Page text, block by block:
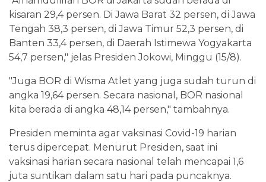
kisaran 29,4 persen. Di Jawa Barat 32 persen, di Jawa
Tengah 38,3 persen, di Jawa Timur 52,3 persen, di
Banten 33,4 persen, di Daerah Istimewa Yogyakarta
54,7 persen," jelas Presiden Jokowi, Minggu (15/8).
"Juga BOR di Wisma Atlet yang juga sudah turun di
angka 19,64 persen. Secara nasional, BOR nasional
kita berada di angka 48,14 persen," tambahnya.
Presiden meminta agar vaksinasi Covid-19 harian
terus dipercepat. Menurut Presiden, saat ini
vaksinasi harian secara nasional telah mencapai 1,6
juta suntikan dalam satu hari pada puncaknya.